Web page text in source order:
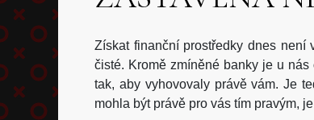
Získat finanční prostředky dnes
čisté. Kromě zmíněné banky je u nás
tak, aby vyhovovaly právě vám. Je
mohla být právě pro vás tím pravým,